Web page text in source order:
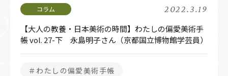
2022.3.19
【大人の教養・日本美術の時間】わたしの偏愛美術手
帳 vol. 27-下 永島明子さん（京都国立博物館学芸員）
＃わたしの偏愛美術手帳